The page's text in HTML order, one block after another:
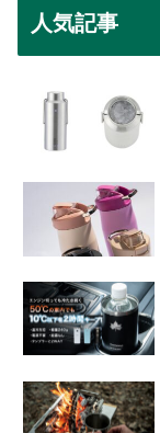
人気記事